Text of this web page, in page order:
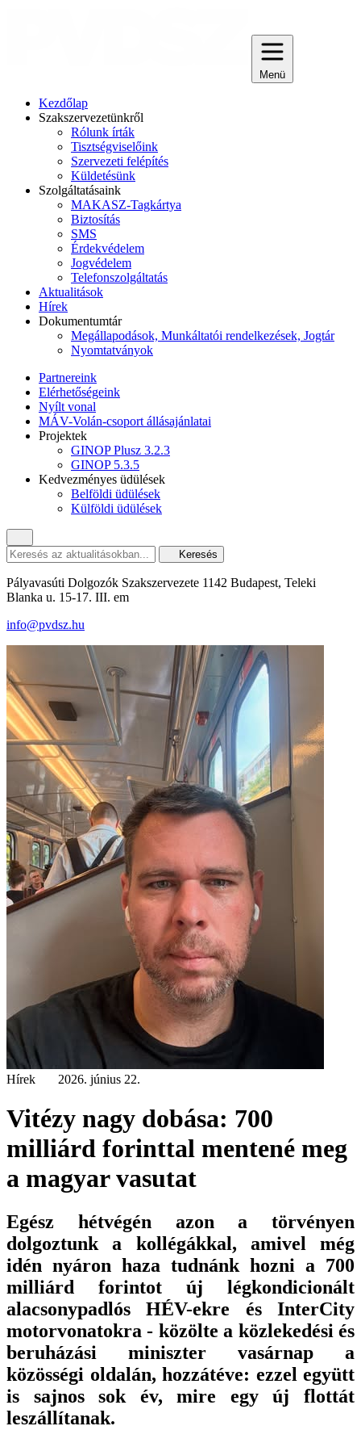
Menü
Kezdőlap
Szakszervezetünkről
Rólunk írták
Tisztségviselőink
Szervezeti felépítés
Küldetésünk
Szolgáltatásaink
MAKASZ-Tagkártya
Biztosítás
SMS
Érdekvédelem
Jogvédelem
Telefonszolgáltatás
Aktualitások
Hírek
Dokumentumtár
Megállapodások, Munkáltatói rendelkezések, Jogtár
Nyomtatványok
Partnereink
Elérhetőségeink
Nyílt vonal
MÁV-Volán-csoport állásajánlatai
Projektek
GINOP Plusz 3.2.3
GINOP 5.3.5
Kedvezményes üdülések
Belföldi üdülések
Külföldi üdülések
Keresés
Pályavasúti Dolgozók Szakszervezete 1142 Budapest, Teleki
Blanka u. 15-17. III. em
info@pvdsz.hu
Hírek 2026. június 22.
Vitézy nagy dobása: 700
milliárd forinttal mentené meg
a magyar vasutat
Egész hétvégén azon a törvényen
dolgoztunk a kollégákkal, amivel még
idén nyáron haza tudnánk hozni a 700
milliárd forintot új légkondicionált
alacsonypadlós HÉV-ekre és InterCity
motorvonatokra - közölte a közlekedési és
beruházási miniszter vasárnap a
közösségi oldalán, hozzátéve: ezzel együtt
is sajnos sok év, mire egy új flottát
leszállítanak.